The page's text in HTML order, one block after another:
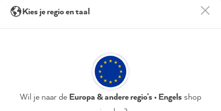
advertenties aan te bieden via de diensten die in de
akkoord (op elk moment herroepbaar) met deze
Privacybeleid Colofon Instellen
Verified Customer
Super fast delivery
Verified Customer
Kies je regio en taal
Wil je naar de Europa & andere regio's • Engels shop